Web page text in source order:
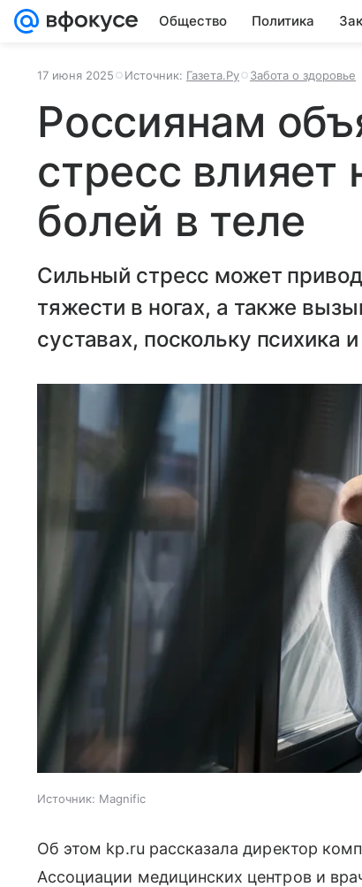
Общество Политика
17 июня 2025 Источник: Газета.Ру Забота о здоровье
Россиянам
стресс влияет
болей в теле
Сильный стресс может
тяжести в ногах, а также
суставах, поскольку психика
Источник: Magnific
Об этом kp.ru рассказала директор
Ассоциации медицинских центров и